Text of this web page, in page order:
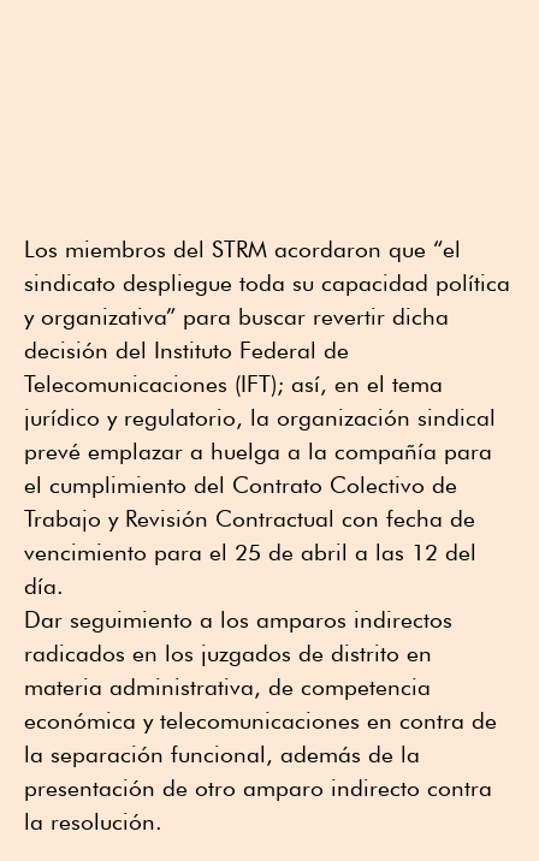
Los miembros del STRM acordaron que “el
sindicato despliegue toda su capacidad política
y organizativa” para buscar revertir dicha
decisión del Instituto Federal de
Telecomunicaciones (IFT); así, en el tema
jurídico y regulatorio, la organización sindical
prevé emplazar a huelga a la compañía para
el cumplimiento del Contrato Colectivo de
Trabajo y Revisión Contractual con fecha de
vencimiento para el 25 de abril a las 12 del
día.
Dar seguimiento a los amparos indirectos
radicados en los juzgados de distrito en
materia administrativa, de competencia
económica y telecomunicaciones en contra de
la separación funcional, además de la
presentación de otro amparo indirecto contra
la resolución.